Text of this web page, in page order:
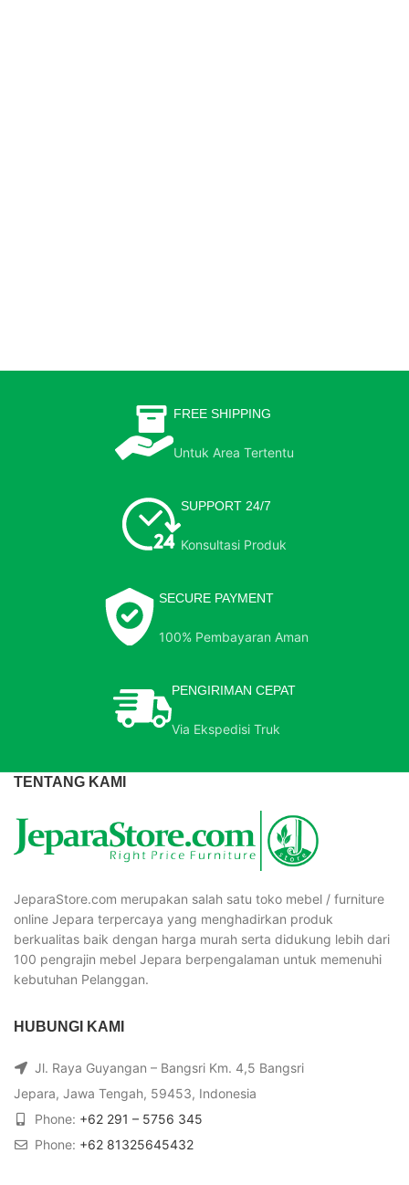
FREE SHIPPING
Untuk Area Tertentu
SUPPORT 24/7
Konsultasi Produk
SECURE PAYMENT
100% Pembayaran Aman
PENGIRIMAN CEPAT
Via Ekspedisi Truk
TENTANG KAMI
JeparaStore.com merupakan salah satu toko mebel / furniture
online Jepara terpercaya yang menghadirkan produk
berkualitas baik dengan harga murah serta didukung lebih dari
100 pengrajin mebel Jepara berpengalaman untuk memenuhi
kebutuhan Pelanggan.
HUBUNGI KAMI
Jl. Raya Guyangan – Bangsri Km. 4,5 Bangsri
Jepara, Jawa Tengah, 59453, Indonesia
Phone: +62 291 – 5756 345
Phone: +62 81325645432